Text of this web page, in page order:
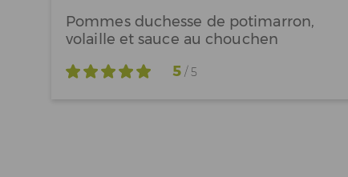
Pommes duchesse de potimarron,
volaille et sauce au chouchen
5/ 5